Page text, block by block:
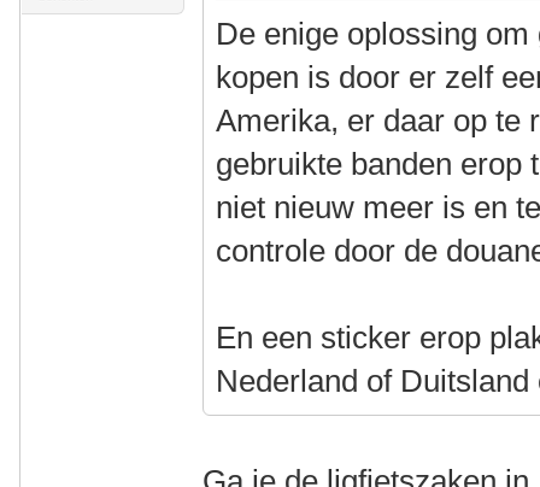
De enige oplossing
kopen is door er zelf
Amerika, er daar op te
gebruikte banden
niet nieuw meer is en
controle door de
En een sticker erop
Nederland of